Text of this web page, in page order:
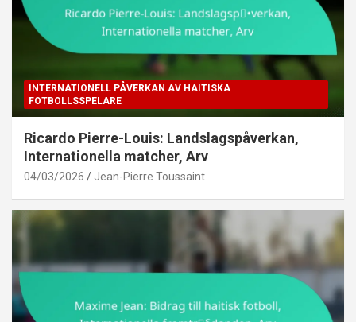
INTERNATIONELL PÅVERKAN AV HAITISKA
FOTBOLLSSPELARE
Ricardo Pierre-Louis: Landslagspåverkan,
Internationella matcher, Arv
04/03/2026 Jean-Pierre Toussaint